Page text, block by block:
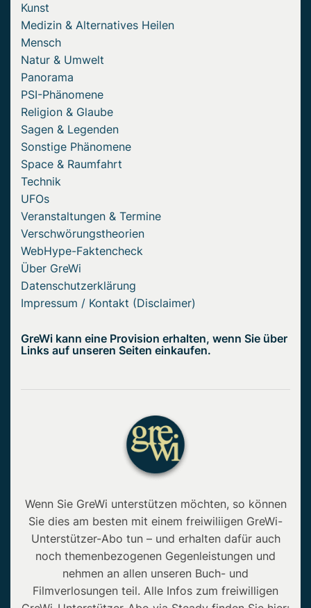
Kunst
Medizin & Alternatives Heilen
Mensch
Natur & Umwelt
Panorama
PSI-Phänomene
Religion & Glaube
Sagen & Legenden
Sonstige Phänomene
Space & Raumfahrt
Technik
UFOs
Veranstaltungen & Termine
Verschwörungstheorien
WebHype-Faktencheck
Über GreWi
Datenschutzerklärung
Impressum / Kontakt (Disclaimer)
GreWi kann eine Provision erhalten, wenn Sie über
Links auf unseren Seiten einkaufen.
Wenn Sie GreWi unterstützen möchten, so können
Sie dies am besten mit einem freiwiliigen GreWi-
Unterstützer-Abo tun – und erhalten dafür auch
noch themenbezogenen Gegenleistungen und
nehmen an allen unseren Buch- und
Filmverlosungen teil. Alle Infos zum freiwilligen